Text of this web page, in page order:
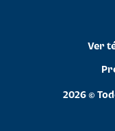
2026 ©
Ver